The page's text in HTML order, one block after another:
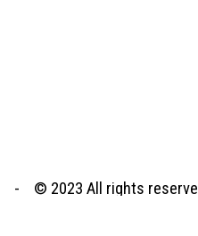
- © 2023 All rights